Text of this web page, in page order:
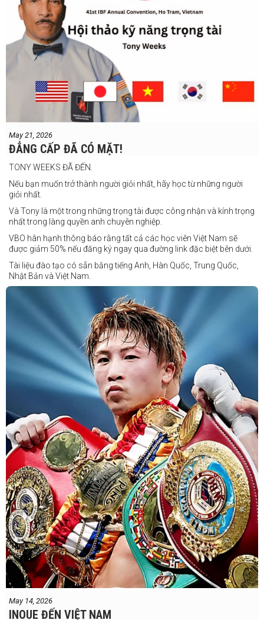
Các trận undercard
Jeff Santos vs Miller Alapormina
Yuga Ozaki vs Jonathan Refugio
Wesley Caga vs Sandy Volante
Ricson Hanginan vs Harry Omac
Salvador Gajana vs Wendel Babasol
Cherry Mae Rosas vs Charimae Salvador
Daniel Balois vs Sherwin Andes
Vincent Siordia vs Kresler Tenorio
Jeffer Rhoy Mendoza vs Eranio Pisador
Mikko Camingawan vs Rovick Embuscado
Meredy Michael vs Aisah Alico
Ian Carl Muyso vs Marvin Zamora
Franz Carl Muyso vs Ariel Antonio
Hãy rủ bạn bè và gia đình cùng tham gia để tận hưởng một ngày
tuyệt vời và chứng kiến QUYỀN ANH Ở ĐỈNH CAO NHẤT!
May 21, 2026
ĐẲNG CẤP ĐÃ CÓ MẶT!
TONY WEEKS ĐÃ ĐẾN.
Nếu bạn muốn trở thành người giỏi nhất, hãy học từ những người
giỏi nhất.
Và Tony là một trong những trọng tài được công nhận và kính trọng
nhất trong làng quyền anh chuyên nghiệp.
VBO hân hạnh thông báo rằng tất cả các học viên Việt Nam sẽ
được giảm 50% nếu đăng ký ngay qua đường link đặc biệt bên dưới.
Tài liệu đào tạo có sẵn bằng tiếng Anh, Hàn Quốc, Trung Quốc,
Nhật Bản và Việt Nam.
Số lượng chỗ có hạn, hãy nhanh tay đăng ký!
May 14, 2026
INOUE ĐẾN VIỆT NAM